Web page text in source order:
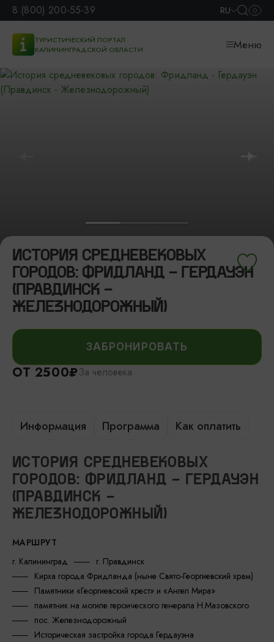
8 (800) 200-55-39 RU
ТУРИСТИЧЕСКИЙ ПОРТАЛ
КАЛИНИНГРАДСКОЙ ОБЛАСТИ
Меню
ИСТОРИЯ СРЕДНЕВЕКОВЫХ
ГОРОДОВ: ФРИДЛАНД - ГЕРДАУЭН
(ПРАВДИНСК -
ЖЕЛЕЗНОДОРОЖНЫЙ)
ЗАБРОНИРОВАТЬ
ОТ 2500₽За человека
Информация Программа Как оплатить
ИСТОРИЯ СРЕДНЕВЕКОВЫХ
ГОРОДОВ: ФРИДЛАНД - ГЕРДАУЭН
(ПРАВДИНСК -
ЖЕЛЕЗНОДОРОЖНЫЙ)
МАРШРУТ
г. Калининград
г. Правдинск
Кирха города Фридланда (ныне Свято-Георгиевский храм)
Памятники «Георгиевский крест» и «Ангел Мира»
памятник на могиле героического генерала Н.Мазовского
пос. Железнодорожный
Историческая застройка города Гердауэна